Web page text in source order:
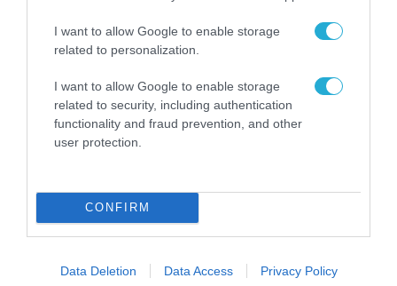
I want to allow Google to enable storage
related to personalization.
I want to allow Google to enable storage
related to security, including authentication
functionality and fraud prevention, and other
user protection.
CONFIRM
Data Deletion Data Access Privacy Policy
Αθήνα: Απομακρύνθηκαν παράνομα
αντικείμενα από κοινόχρηστους χώρους